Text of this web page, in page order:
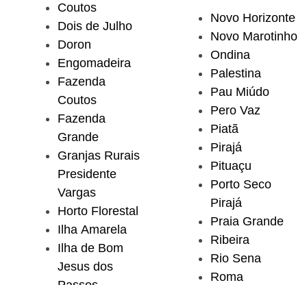
Coutos
Dois de Julho
Doron
Engomadeira
Fazenda
Coutos
Fazenda
Grande
Granjas Rurais
Presidente
Vargas
Horto Florestal
Ilha Amarela
Ilha de Bom
Jesus dos
Novo Horizonte
Novo Marotinho
Ondina
Palestina
Pau Miúdo
Pero Vaz
Piatã
Pirajá
Pituaçu
Porto Seco
Pirajá
Praia Grande
Ribeira
Rio Sena
Roma